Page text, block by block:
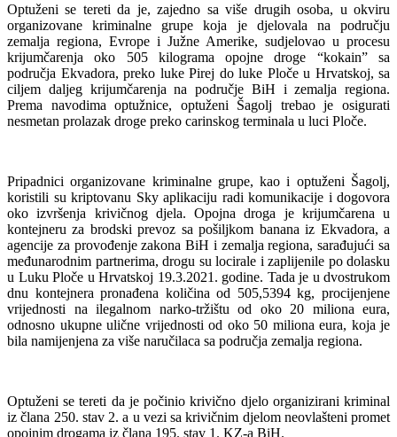
Optuženi se tereti da je, zajedno sa više drugih osoba, u okviru
organizovane kriminalne grupe koja je djelovala na području
zemalja regiona, Evrope i Južne Amerike, sudjelovao u procesu
krijumčarenja oko 505 kilograma opojne droge “kokain” sa
područja Ekvadora, preko luke Pirej do luke Ploče u Hrvatskoj, sa
ciljem daljeg krijumčarenja na područje BiH i zemalja regiona.
Prema navodima optužnice, optuženi Šagolj trebao je osigurati
nesmetan prolazak droge preko carinskog terminala u luci Ploče.
Pripadnici organizovane kriminalne grupe, kao i optuženi Šagolj,
koristili su kriptovanu Sky aplikaciju radi komunikacije i dogovora
oko izvršenja krivičnog djela. Opojna droga je krijumčarena u
kontejneru za brodski prevoz sa pošiljkom banana iz Ekvadora, a
agencije za provođenje zakona BiH i zemalja regiona, sarađujući sa
međunarodnim partnerima, drogu su locirale i zaplijenile po dolasku
u Luku Ploče u Hrvatskoj 19.3.2021. godine. Tada je u dvostrukom
dnu kontejnera pronađena količina od 505,5394 kg, procijenjene
vrijednosti na ilegalnom narko-tržištu od oko 20 miliona eura,
odnosno ukupne ulične vrijednosti od oko 50 miliona eura, koja je
bila namijenjena za više naručilaca sa područja zemalja regiona.
Optuženi se tereti da je počinio krivično djelo organizirani kriminal
iz člana 250. stav 2. a u vezi sa krivičnim djelom neovlašteni promet
opojnim drogama iz člana 195. stav 1. KZ-a BiH.